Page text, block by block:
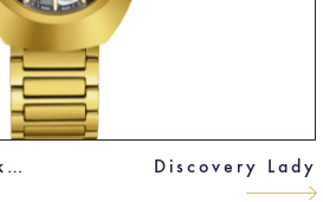
Diastar Original Skeleton Discovery Lady